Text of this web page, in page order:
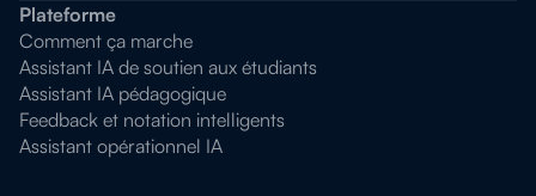
Plateforme
Comment ça marche
Assistant IA de soutien aux étudiants
Assistant IA pédagogique
Feedback et notation intelligents
Assistant opérationnel IA